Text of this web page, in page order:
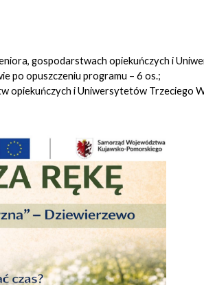
gospodarstwach opiekuńczych i
po opuszczeniu programu – 6 os.;
opiekuńczych i Uniwersytetów Trzeciego